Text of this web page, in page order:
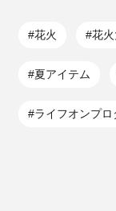
#花火 #花
#夏アイテム
#ライフオンプ